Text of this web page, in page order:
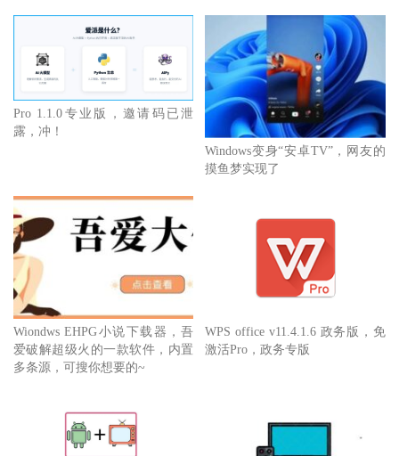
Pro 1.1.0专业版，邀请码已泄
露，冲！
Windows变身“安卓TV”，网友的
摸鱼梦实现了
Wiondws EHPG小说下载器，吾
爱破解超级火的一款软件，内置
多条源，可搜你想要的~
WPS office v11.4.1.6 政务版，免
激活Pro，政务专版